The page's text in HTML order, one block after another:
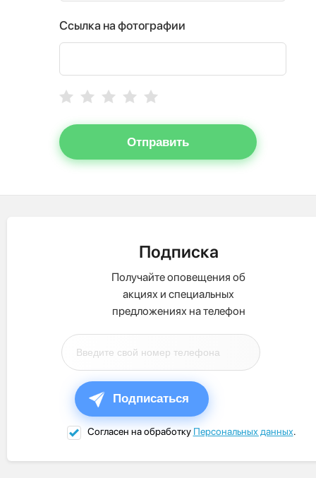
Ссылка на фотографии
Отправить
Подписка
Получайте оповещения об
акциях и специальных
предложениях на телефон
Подписаться
Согласен на обработку Персональных данных.